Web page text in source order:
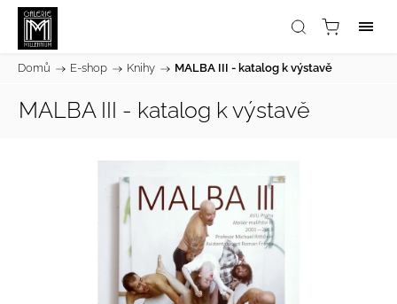
Domů / E-shop / Knihy / MALBA III - katalog k výstavě
MALBA III - katalog k výstavě